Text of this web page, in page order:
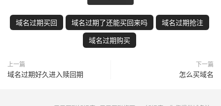
域名过期买回 域名过期了还能买回来吗 域名过期抢注
域名过期购买
上一篇
域名过期好久进入赎回期
下一篇
怎么买域名